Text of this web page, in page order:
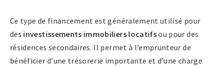
Ce type de financement est généralement utilisé pour
des investissements immobiliers locatifsou pour des
résidences secondaires. Il permet à l’emprunteur de
bénéficier d’une trésorerie importante et d’une charge